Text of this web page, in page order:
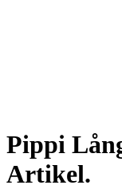
Pippi
Artikel.